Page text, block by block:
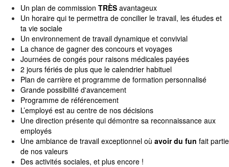
Un plan de commission TRÈS avantageux
Un horaire qui te permettra de concilier le travail, les études et
ta vie sociale
Un environnement de travail dynamique et convivial
La chance de gagner des concours et voyages
Journées de congés pour raisons médicales payées
2 jours fériés de plus que le calendrier habituel
Plan de carrière et programme de formation personnalisé
Grande possibilité d'avancement
Programme de référencement
L’employé est au centre de nos décisions
Une direction présente qui démontre sa reconnaissance aux
employés
Une ambiance de travail exceptionnel où avoir du fun fait partie
de nos valeurs
Des activités sociales, et plus encore !